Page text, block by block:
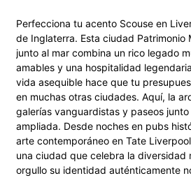
Perfecciona tu acento Scouse en
de Inglaterra. Esta ciudad Patrimonio
junto al mar combina un rico legado
amables y una hospitalidad
vida asequible hace que tu
en muchas otras ciudades. Aquí, la
galerías vanguardistas y paseos
ampliada. Desde noches en pubs
arte contemporáneo en Tate
una ciudad que celebra la diversidad
orgullo su identidad auténticamente